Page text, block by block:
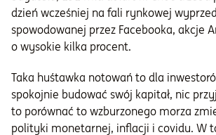
dzień wcześniej na fali rynkowej
spowodowanej przez Facebooka, akcje
o wysokie kilka procent.
Taka huśtawka notowań to dla
spokojnie budować swój kapitał, nic
to porównać to wzburzonego morza
polityki monetarnej, inflacji i covidu. W